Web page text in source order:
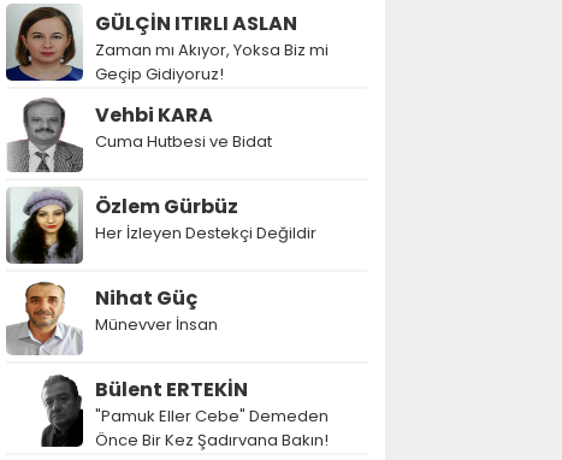
GÜLÇİN ITIRLI ASLAN
Zaman mı Akıyor, Yoksa Biz mi
Geçip Gidiyoruz!
Vehbi KARA
Cuma Hutbesi ve Bidat
Özlem Gürbüz
Her İzleyen Destekçi Değildir
Nihat Güç
Münevver İnsan
Bülent ERTEKİN
"Pamuk Eller Cebe" Demeden
Önce Bir Kez Şadırvana Bakın!